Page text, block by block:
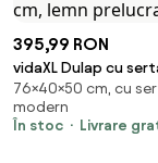
395,99 RON
vidaXL Dulap cu
artizanal, 40x50x76
prelucrat
76×40×50 cm, cu
modern
În stoc
Livrare